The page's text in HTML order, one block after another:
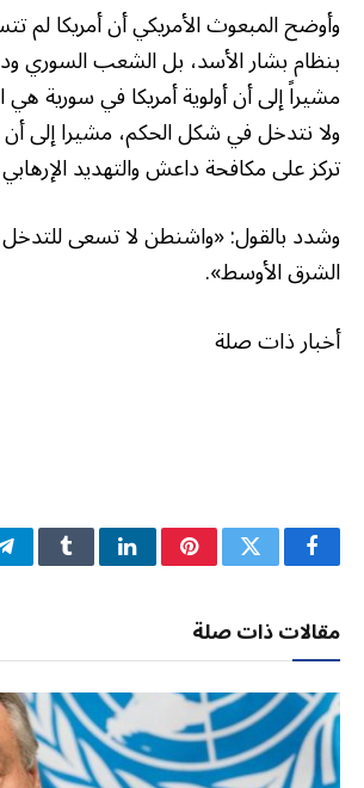
وأوضح المبعوث الأمريكي أن أمريكا لم
بنظام بشار الأسد، بل الشعب السوري
مشيراً إلى أن أولوية أمريكا في سورية هي
ولا نتدخل في شكل الحكم، مشيرا إلى أن
تركز على مكافحة داعش والتهديد
وشدد بالقول: «واشنطن لا تسعى
الشرق الأوسط».
أخبار ذات صلة
فيسبوكتويتر بينتيريستلينكدإنTumblr
مقالات ذات صلة